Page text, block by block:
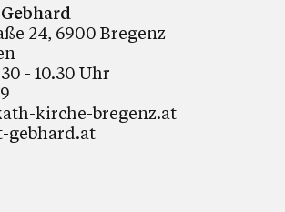
24, 6900 Bregenz
- 10.30 Uhr
kirche-bregenz.at
gebhard.at